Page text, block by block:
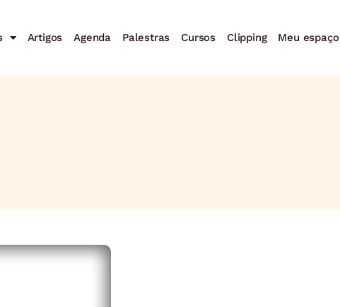
Artigos Agenda Palestras Cursos Clipping Meu espaço